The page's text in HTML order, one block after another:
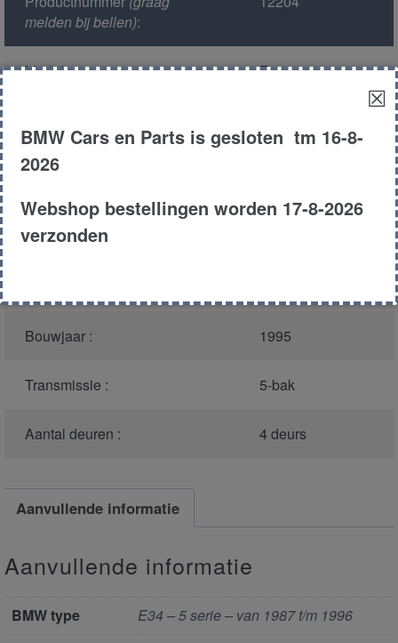
melden bij bellen):
Model : E34
Metallic
Motor type :
Bouwjaar : 1995
Transmissie : 5-bak
Aantal deuren : 4 deurs
Aanvullende informatie
Aanvullende informatie
BMW type E34 – 5 serie – van 1987 t/m 1996
☒
BMW Cars en Parts is gesloten tm 16-8-
2026
Webshop bestellingen worden 17-8-2026
verzonden